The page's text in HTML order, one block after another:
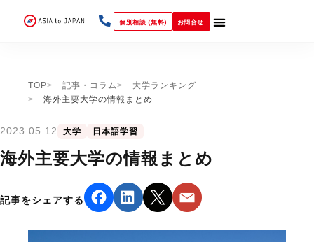
個別相談 (無料) お問合せ
TOP 記事・コラム
大学ランキング
海外主要大学の情報まとめ
2023.05.12 大学 日本語学習
海外主要大学の情報まとめ
記事をシェアする